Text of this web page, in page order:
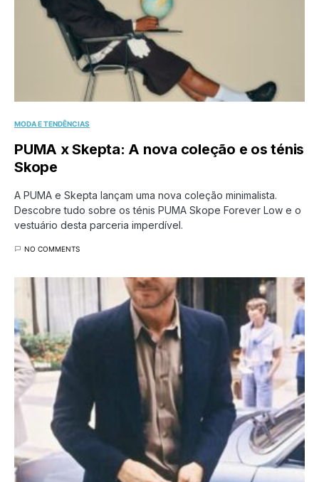
MODA E TENDÊNCIAS
PUMA x Skepta: A nova coleção e os ténis
Skope
A PUMA e Skepta lançam uma nova coleção minimalista.
Descobre tudo sobre os ténis PUMA Skope Forever Low e o
vestuário desta parceria imperdível.
NO COMMENTS